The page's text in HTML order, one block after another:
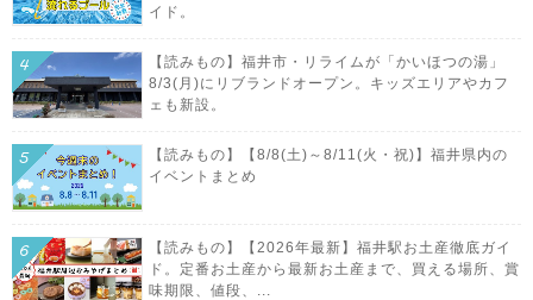
イド。
【読みもの】福井市・リライムが「かいほつの湯」
8/3(月)にリブランドオープン。キッズエリアやカフ
ェも新設。
【読みもの】【8/8(土)～8/11(火・祝)】福井県内の
イベントまとめ
【読みもの】【2026年最新】福井駅お土産徹底ガイ
ド。定番お土産から最新お土産まで、買える場所、賞
味期限、値段、...